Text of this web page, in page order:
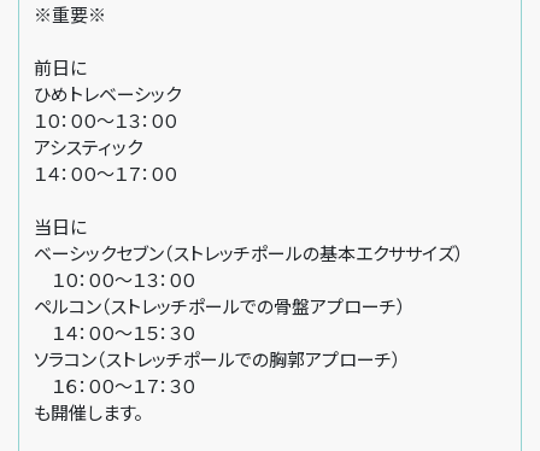
※重要※
前日に
ひめトレベーシック
１０：００〜１３：００
アシスティック
１４：００〜１７：００
当日に
ベーシックセブン（ストレッチポールの基本エクササイズ）
１０：００〜１３：００
ペルコン（ストレッチポールでの骨盤アプローチ）
１４：００〜１５：３０
ソラコン（ストレッチポールでの胸郭アプローチ）
１６：００〜１７：３０
も開催します。